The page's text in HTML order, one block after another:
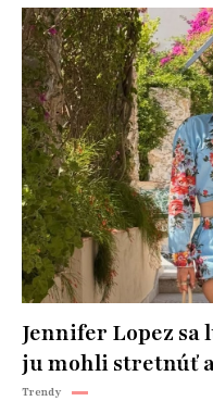
Jennifer Lopez sa
ju mohli stretnúť
Trendy